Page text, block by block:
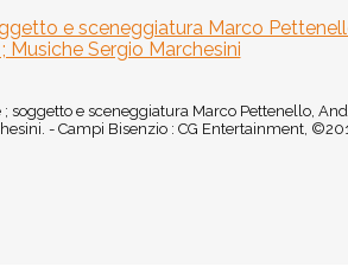
e sceneggiatura Marco
Musiche Sergio Marchesini
e sceneggiatura Marco Pettenello,
- Campi Bisenzio : CG Entertainment,